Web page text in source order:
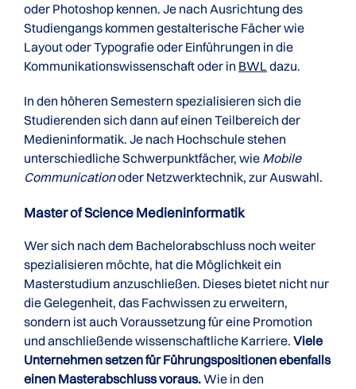
oder Photoshop kennen. Je nach Ausrichtung des
Studiengangs kommen gestalterische Fächer wie
Layout oder Typografie oder Einführungen in die
Kommunikationswissenschaft oder in BWLdazu.
In den höheren Semestern spezialisieren sich die
Studierenden sich dann auf einen Teilbereich der
Medieninformatik. Je nach Hochschule stehen
unterschiedliche Schwerpunktfächer, wie Mobile
Communicationoder Netzwerktechnik, zur Auswahl.
Master of Science Medieninformatik
Wer sich nach dem Bachelorabschluss noch weiter
spezialisieren möchte, hat die Möglichkeit ein
Masterstudium anzuschließen. Dieses bietet nicht nur
die Gelegenheit, das Fachwissen zu erweitern,
sondern ist auch Voraussetzung für eine Promotion
und anschließende wissenschaftliche Karriere. Viele
Unternehmen setzen für Führungspositionen ebenfalls
einen Masterabschluss voraus.Wie in den